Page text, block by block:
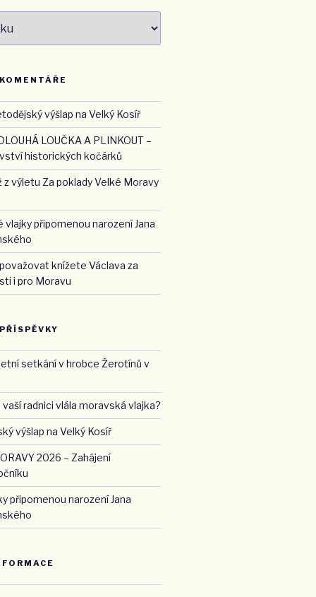
výšlap na Velký Kosíř
LOUČKA A PLINKOUT –
historických kočárků
z výletu Za poklady Velké Moravy
vlajky připomenou narození Jana
knížete Václava za
i pro Moravu
setkání v hrobce Žerotínů v
radnici vlála moravská vlajka?
výšlap na Velký Kosíř
2026 – Zahájení
připomenou narození Jana